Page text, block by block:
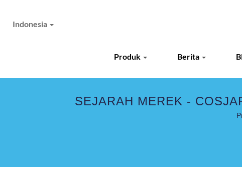
Produk Berita
Indonesia
SEJARAH MEREK -